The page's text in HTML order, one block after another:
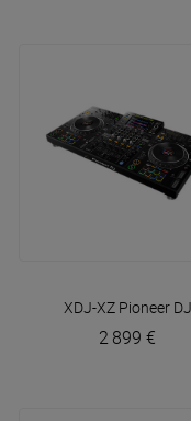
XDJ-XZ Pioneer DJ
2 899 €